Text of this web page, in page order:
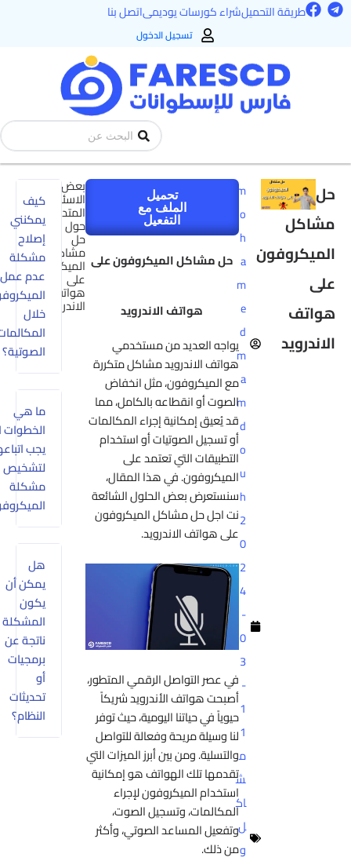
طريقة التحميلشراء كورسات يوديمىاتصل بنا F
a تسجيل الدخول
Search
o
a
m
0
و
تحميل
الملف مع
التفعيل
حل مشاكل الميكروفون على
هواتف الاندرويد
يواجه العديد من مستخدمي
هواتف الاندرويد مشاكل متكررة
مع الميكروفون، مثل انخفاض
الصوت أو انقطاعه بالكامل، مما
قد يُعيق إمكانية إجراء المكالمات
أو تسجيل الصوتيات أو استخدام
التطبيقات التي تعتمد على
الميكروفون. في هذا المقال،
سنستعرض بعض الحلول الشائعة
نت اجل حل مشاكل الميكروفون
على هواتف الاندرويد.
في عصر التواصل الرقمي المتطور،
أصبحت هواتف الأندرويد شريكاً
حيوياً في حياتنا اليومية، حيث توفر
لنا وسيلة مريحة وفعالة للتواصل
والتسلية. ومن بين أبرز الميزات التي
تقدمها تلك الهواتف هو إمكانية
استخدام الميكروفون لإجراء
المكالمات، وتسجيل الصوت،
وتفعيل المساعد الصوتي، وأكثر
من ذلك.
بعض
الاسئلة
المتداولة
حول
حل
مشاكل
الميكروفون
على
هواتف
الاندرويد
كيف
يمكنني
إصلاح
مشكلة
عدم عمل
الميكروفون
خلال
المكالمات
الصوتية؟
ما هي
الخطوات التي
يجب اتباعها
لتشخيص
مشكلة
الميكروفون؟
يمكن أن
يكون
المشكلة
ناتجة عن
برمجيات
تحديثات
النظام؟